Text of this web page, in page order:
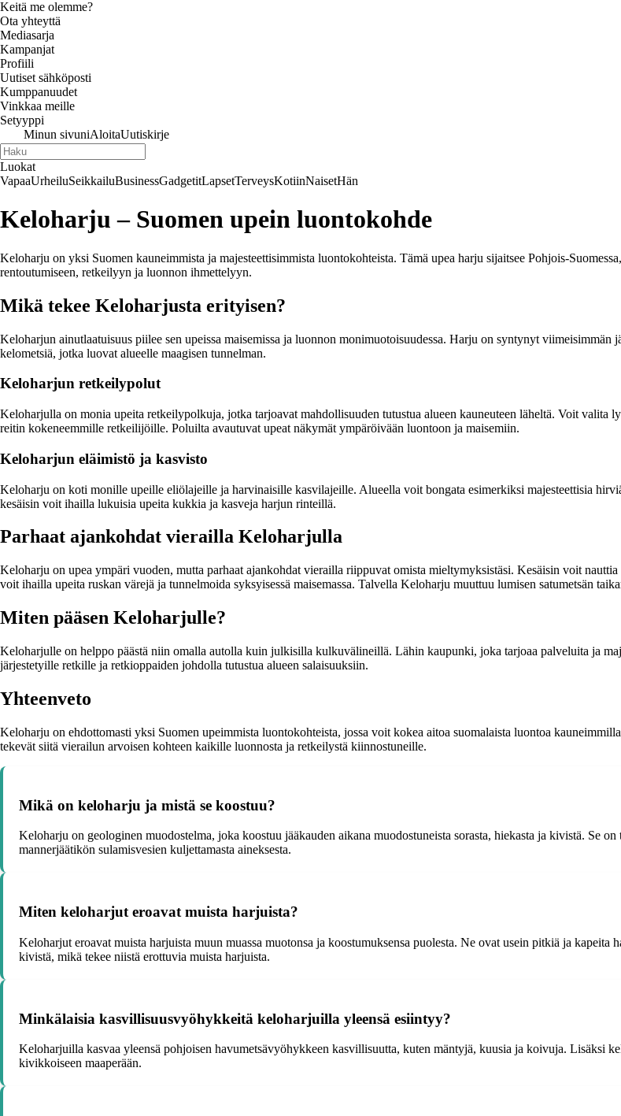
Keitä me olemme?
Ota yhteyttä
Mediasarja
Kampanjat
Profiili
Uutiset sähköposti
Kumppanuudet
Vinkkaa meille
Setyyppi
Minun sivuniAloitaUutiskirje
Luokat
VapaaUrheiluSeikkailuBusinessGadgetitLapsetTerveysKotiinNaisetHän
Keloharju – Suomen upein luontokohde
Keloharju on yksi Suomen kauneimmista ja majesteettisimmista luontokohteista. Tämä upea harju sijaitsee Pohjois-
rentoutumiseen, retkeilyyn ja luonnon ihmettelyyn.
Mikä tekee Keloharjusta erityisen?
Keloharjun ainutlaatuisuus piilee sen upeissa maisemissa ja luonnon monimuotoisuudessa. Harju on syntynyt
kelometsiä, jotka luovat alueelle maagisen tunnelman.
Keloharjun retkeilypolut
Keloharjulla on monia upeita retkeilypolkuja, jotka tarjoavat mahdollisuuden tutustua alueen kauneuteen läheltä. Voit
reitin kokeneemmille retkeilijöille. Poluilta avautuvat upeat näkymät ympäröivään luontoon ja maisemiin.
Keloharjun eläimistö ja kasvisto
Keloharju on koti monille upeille eliölajeille ja harvinaisille kasvilajeille. Alueella voit bongata esimerkiksi majesteettisia
kesäisin voit ihailla lukuisia upeita kukkia ja kasveja harjun rinteillä.
Parhaat ajankohdat vierailla Keloharjulla
Keloharju on upea ympäri vuoden, mutta parhaat ajankohdat vierailla riippuvat omista mieltymyksistäsi. Kesäisin voit
voit ihailla upeita ruskan värejä ja tunnelmoida syksyisessä maisemassa. Talvella Keloharju muuttuu lumisen satumetsän
Miten pääsen Keloharjulle?
Keloharjulle on helppo päästä niin omalla autolla kuin julkisilla kulkuvälineillä. Lähin kaupunki, joka tarjoaa palveluita ja
järjestetyille retkille ja retkioppaiden johdolla tutustua alueen salaisuuksiin.
Yhteenveto
Keloharju on ehdottomasti yksi Suomen upeimmista luontokohteista, jossa voit kokea aitoa suomalaista luontoa
tekevät siitä vierailun arvoisen kohteen kaikille luonnosta ja retkeilystä kiinnostuneille.
Mikä on keloharju ja mistä se koostuu?
Keloharju on geologinen muodostelma, joka koostuu jääkauden aikana muodostuneista sorasta, hiekasta ja kivistä. Se
mannerjäätikön sulamisvesien kuljettamasta aineksesta.
Miten keloharjut eroavat muista harjuista?
Keloharjut eroavat muista harjuista muun muassa muotonsa ja koostumuksensa puolesta. Ne ovat usein pitkiä ja
kivistä, mikä tekee niistä erottuvia muista harjuista.
Minkälaisia kasvillisuusvyöhykkeitä keloharjuilla yleensä esiintyy?
Keloharjuilla kasvaa yleensä pohjoisen havumetsävyöhykkeen kasvillisuutta, kuten mäntyjä, kuusia ja koivuja. Lisäksi
kivikkoiseen maaperään.